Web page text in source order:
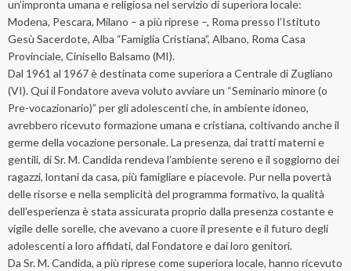
un’impronta umana e religiosa nel servizio di superiora locale:
Modena, Pescara, Milano – a più riprese –, Roma presso l’Istituto
Gesù Sacerdote, Alba “Famiglia Cristiana”, Albano, Roma Casa
Provinciale, Cinisello Balsamo (MI).
Dal 1961 al 1967 è destinata come superiora a Centrale di Zugliano
(VI). Qui il Fondatore aveva voluto avviare un “Seminario minore (o
Pre-vocazionario)” per gli adolescenti che, in ambiente idoneo,
avrebbero ricevuto formazione umana e cristiana, coltivando anche il
germe della vocazione personale. La presenza, dai tratti materni e
gentili, di Sr. M. Candida rendeva l’ambiente sereno e il soggiorno dei
ragazzi, lontani da casa, più famigliare e piacevole. Pur nella povertà
delle risorse e nella semplicità del programma formativo, la qualità
dell’esperienza è stata assicurata proprio dalla presenza costante e
vigile delle sorelle, che avevano a cuore il presente e il futuro degli
adolescenti a loro affidati, dal Fondatore e dai loro genitori.
Da Sr. M. Candida, a più riprese come superiora locale, hanno ricevuto